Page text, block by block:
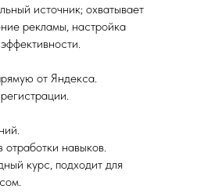
источник; охватывает
рекламы, настройка
от Яндекса.
отработки навыков.
курс, подходит для